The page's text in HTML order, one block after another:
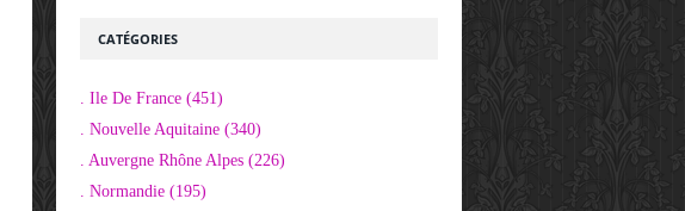
CATÉGORIES
. Ile De France (451)
. Nouvelle Aquitaine (340)
. Auvergne Rhône Alpes (226)
. Normandie (195)